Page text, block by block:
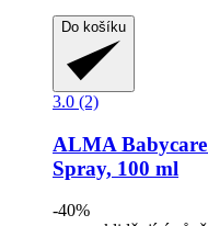
Do košíku
3.0 (2)
ALMA Babycare
Spray, 100 ml
-40%